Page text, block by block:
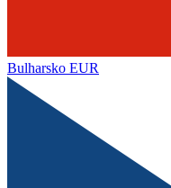
Bulharsko EUR